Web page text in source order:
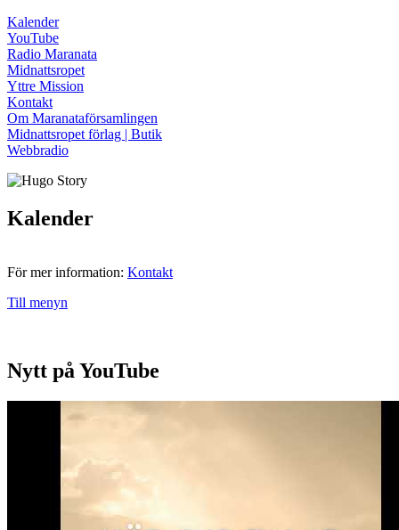
Kalender
YouTube
Radio Maranata
Midnattsropet
Yttre Mission
Kontakt
Om Maranataförsamlingen
Midnattsropet förlag | Butik
Webbradio
Kalender
För mer information: Kontakt
Till menyn
Nytt på YouTube